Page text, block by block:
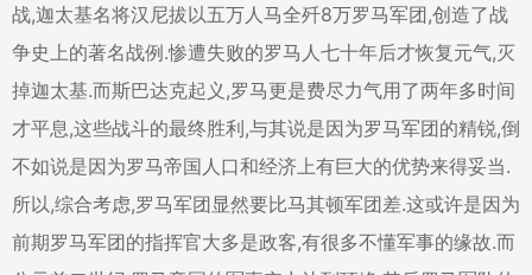
战,迦太基名将汉尼拔以五万人马全歼8万罗马军团,创造了战
争史上的著名战例.惨遭失败的罗马人七十年后才恢复元气,灭
掉迦太基.而斯巴达克起义,罗马更是费尽力气用了两年多时间
才平息,这些战斗的最终胜利,与其说是因为罗马军团的精锐,倒
不如说是因为罗马帝国人口和经济上有巨大的优势来得妥当.
所以,综合考虑,罗马军团显然要比马其顿军团差.这或许是因为
前期罗马军团的指挥官大多是政客,有很多不懂军事的缘故.而